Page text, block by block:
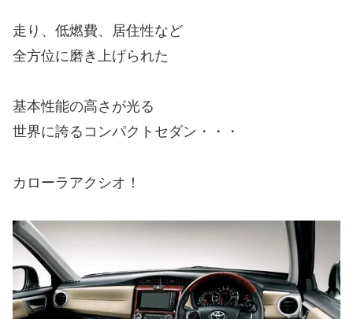
走り、低燃費、居住性など
全方位に磨き上げられた
基本性能の高さが光る
世界に誇るコンパクトセダン・・・
カローラアクシオ！